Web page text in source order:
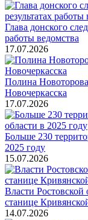
Глава донского
работы ведомства
17.07.2026
Полина
Новочеркасска
17.07.2026
Больше 230
2025 году
15.07.2026
Власти Ростовской
станице
14.07.2026